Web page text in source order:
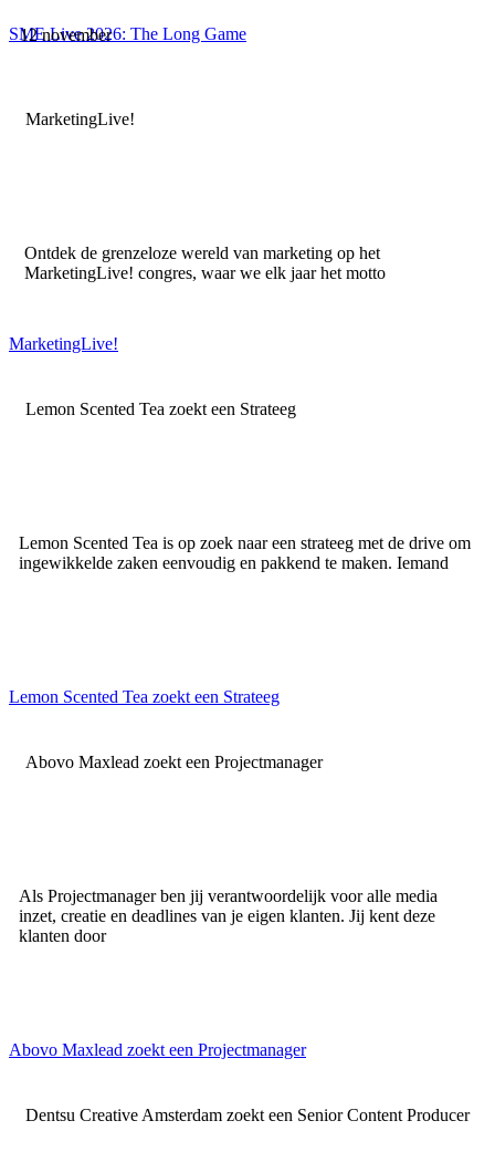
SME Live 2026: The Long Game
12 november
MarketingLive!
Ontdek de grenzeloze wereld van marketing op het
MarketingLive! congres, waar we elk jaar het motto
MarketingLive!
Lemon Scented Tea zoekt een Strateeg
Lemon Scented Tea is op zoek naar een strateeg met de drive om
ingewikkelde zaken eenvoudig en pakkend te maken. Iemand
Lemon Scented Tea zoekt een Strateeg
Abovo Maxlead zoekt een Projectmanager
Als Projectmanager ben jij verantwoordelijk voor alle media
inzet, creatie en deadlines van je eigen klanten. Jij kent deze
klanten door
Abovo Maxlead zoekt een Projectmanager
Dentsu Creative Amsterdam zoekt een Senior Content Producer